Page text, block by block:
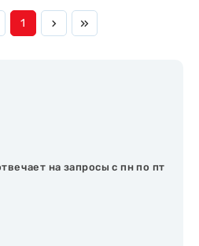
1
на запросы с пн по пт